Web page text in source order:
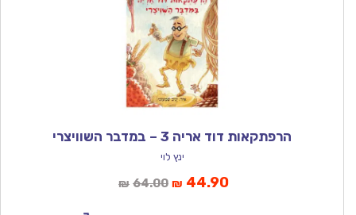
הרפתקאות דוד אריה 3 – במדבר השוויצרי
ינץ לוי
₪ 64.00המחיר
₪ 44.90המחיר